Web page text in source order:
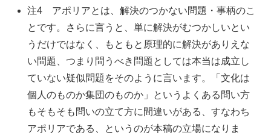
注4 アポリアとは、解決のつかない問題・事柄のこ
とです。さらに言うと、単に解決がむつかしいとい
うだけではなく、もともと原理的に解決がありえな
い問題、つまり問うべき問題としては本当は成立し
ていない疑似問題をそのように言います。「文化は
個人のものか集団のものか」というよくある問い方
もそもそも問いの立て方に間違いがある、すなわち
アポリアである、というのが本稿の立場になりま